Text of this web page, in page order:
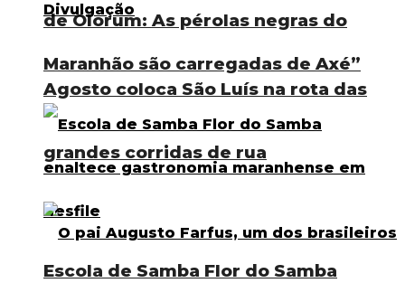
de Olorum: As pérolas negras do
Maranhão são carregadas de Axé”
Escola de Samba Flor do Samba
Agosto coloca São Luís na rota das
grandes corridas de rua